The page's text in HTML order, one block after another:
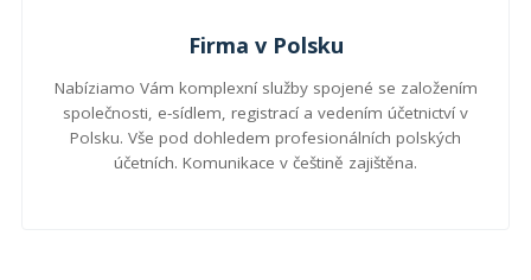
Firma v Polsku
Nabíziamo Vám komplexní služby spojené se založením
společnosti, e-sídlem, registrací a vedením účetnictví v
Polsku. Vše pod dohledem profesionálních polských
účetních. Komunikace v češtině zajištěna.